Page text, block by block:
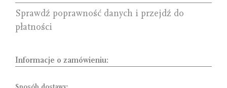
Sprawdź poprawność danych i przejdź do
płatności
Informacje o zamówieniu: